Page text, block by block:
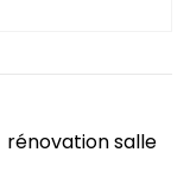
rénovation salle